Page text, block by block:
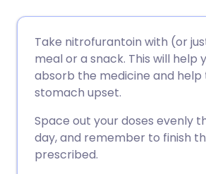
Teilen über
🇪🇸 Español
Take nitrofurantoin with (or
meal or a snack. This will help
absorb the medicine and
stomach upset.
Space out your doses evenly
day, and remember to finish
prescribed.